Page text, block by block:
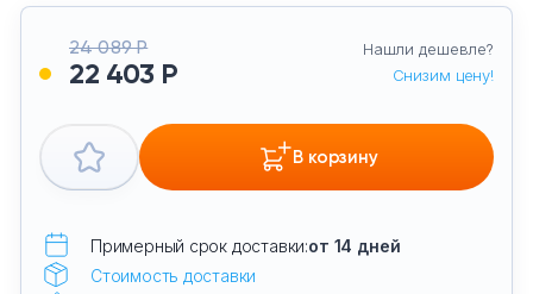
24 089 Р
22 403 Р
Нашли дешевле?
Снизим цену!
В корзину
Примерный срок доставки:от 14 дней
Стоимость доставки